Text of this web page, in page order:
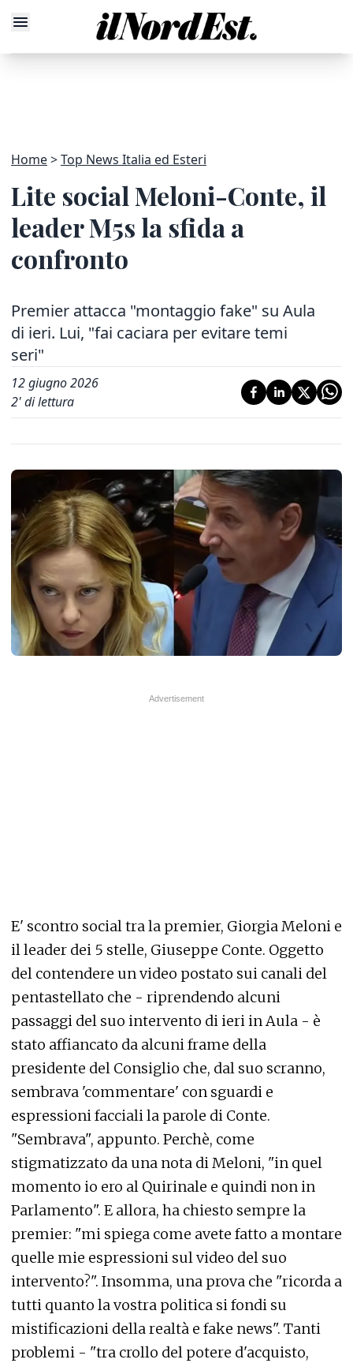
Home Top News Italia ed Esteri
Lite social Meloni-Conte, il
leader M5s la sfida a
confronto
Premier attacca "montaggio fake" su Aula
di ieri. Lui, "fai caciara per evitare temi
seri"
12 giugno 2026
2' di lettura
E' scontro social tra la premier, Giorgia Meloni e
il leader dei 5 stelle, Giuseppe Conte. Oggetto
del contendere un video postato sui canali del
pentastellato che - riprendendo alcuni
passaggi del suo intervento di ieri in Aula - è
stato affiancato da alcuni frame della
presidente del Consiglio che, dal suo scranno,
sembrava 'commentare' con sguardi e
espressioni facciali la parole di Conte.
"Sembrava", appunto. Perchè, come
stigmatizzato da una nota di Meloni, "in quel
momento io ero al Quirinale e quindi non in
Parlamento". E allora, ha chiesto sempre la
premier: "mi spiega come avete fatto a montare
quelle mie espressioni sul video del suo
intervento?". Insomma, una prova che "ricorda a
tutti quanto la vostra politica si fondi su
mistificazioni della realtà e fake news". Tanti
problemi - "tra crollo del potere d'acquisto,